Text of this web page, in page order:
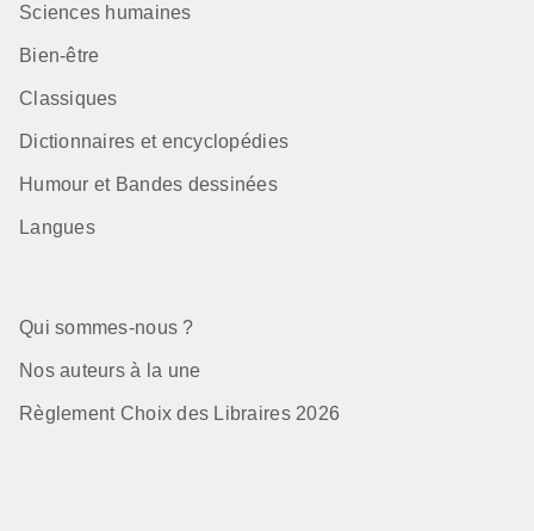
Sciences humaines
Bien-être
Classiques
Dictionnaires et encyclopédies
Humour et Bandes dessinées
Langues
Qui sommes-nous ?
Nos auteurs à la une
Règlement Choix des Libraires 2026